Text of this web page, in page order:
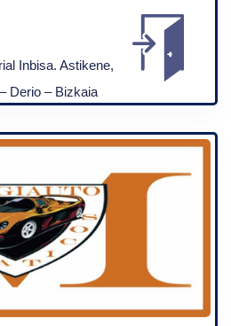
Inbisa. Astikene,
Derio – Bizkaia